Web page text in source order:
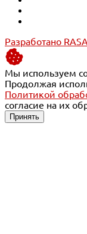
Разработано RASA
Мы используем
Продолжая
Политикой
согласие на их
Принять